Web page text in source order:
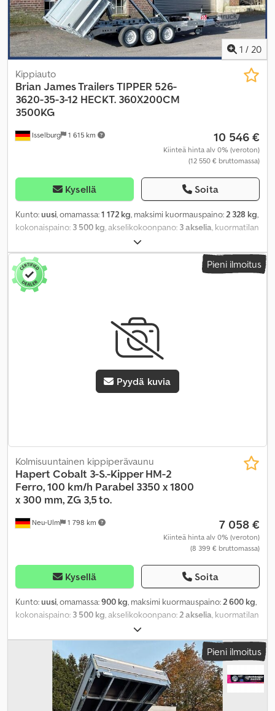
1 / 20
Isselburg 1 615 km
Kippiauto
Brian James TrailersTIPPER 526-
3620-35-3-12 HECKT. 360X200CM
3500KG
10 546 €
Kiinteä hinta alv 0% (veroton)
(12 550 € bruttomassa)
Kysellä Soita
Kunto:uusi, omamassa:1 172 kg, maksimi kuormauspaino: 2 328 kg,
kokonaispaino: 3 500 kg , akselikokoonpano: 3 akselia , kuormatilan
, lastitilan leveys:
1 020 mm, kuormatilan tilavuus:10,3 m³, väri:musta,
rakennuskorkeus:
Pieni ilmoitus
Pyydä kuvia
Neu-Ulm 1 798 km
Kolmisuuntainen kippiperävaunu
Hapert Cobalt 3-S.-Kipper HM-2
Ferro, 100 km/h Parabel 3350 x 1800
x 300 mm, ZG 3,5 to.
7 058 €
Kiinteä hinta alv 0% (veroton)
(8 399 € bruttomassa)
Kysellä Soita
Kunto:uusi, omamassa:900 kg, maksimi kuormauspaino:2 600 kg,
kokonaispaino: 3 500 kg, akselikokoonpano:2 akselia, kuormatilan
, lastitilan leveys:1 800 mm
300 mm, kuormatilan tilavuus:1,8 m³, väri:muu, rakennuskorkeus:
, työleveys:1 860 mm Pieni ilmoitus